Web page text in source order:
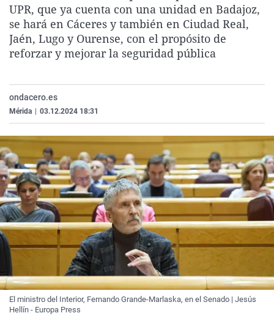
La rosa de los vientos
Gente viajera
Como el perro y el
Caso
Retornados
Equipo de
Extremadura
Galicia
La Rioja
Virales
Televisión
Elecciones
UPR, que ya cuenta con una unidad en Badajoz,
se hará en Cáceres y también en Ciudad Real,
Jaén, Lugo y Ourense, con el propósito de
reforzar y mejorar la seguridad pública
ondacero.es
Mérida 03.12.2024 18:31
El ministro del Interior, Fernando Grande-Marlaska, en el Senado | Jesús
Hellín - Europa Press